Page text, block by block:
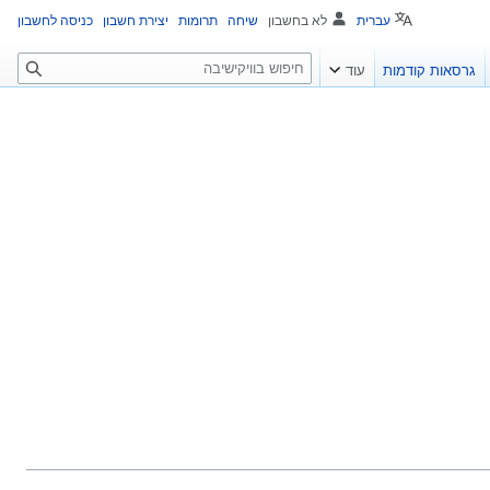
עברית לא בחשבון שיחה תרומות יצירת חשבון כניסה לחשבון
גרסאות קודמות עוד
ח
י